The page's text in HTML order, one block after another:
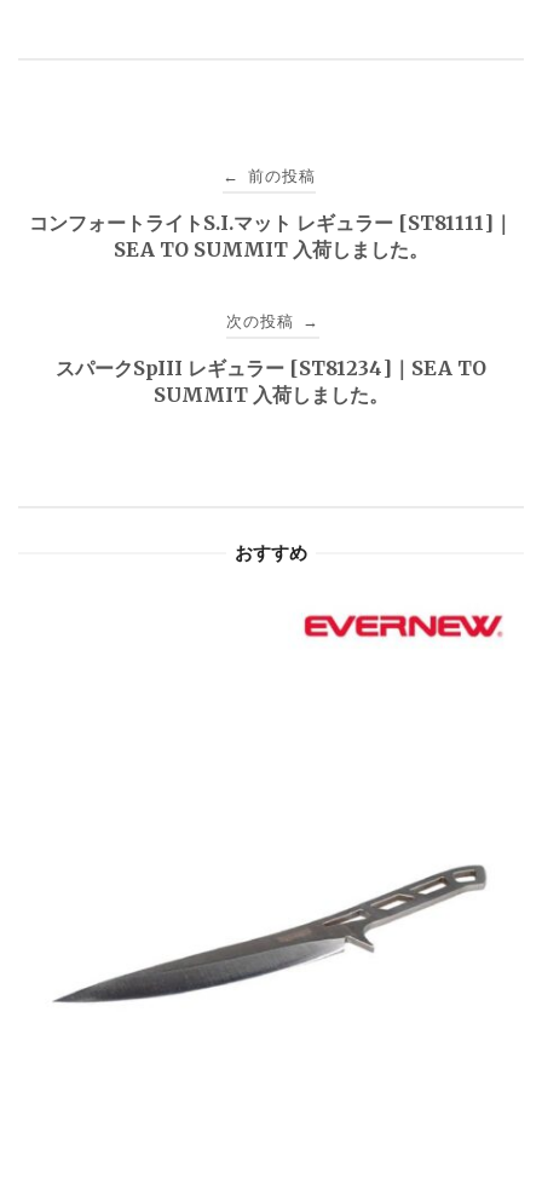
稿
← 前の投稿
コンフォートライトS.I.マット レギュラー [ST81111]｜
SEA TO SUMMIT 入荷しました。
次の投稿 →
スパークSpIII レギュラー [ST81234]｜SEA TO
SUMMIT 入荷しました。
おすすめ